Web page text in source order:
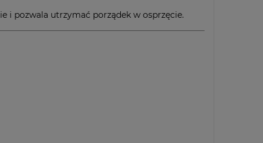
i pozwala utrzymać porządek w osprzęcie.